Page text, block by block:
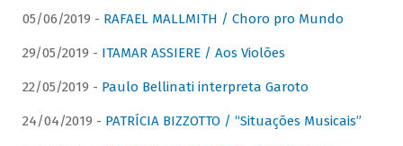
05/06/2019 - RAFAEL MALLMITH / Choro pro Mundo
29/05/2019 - ITAMAR ASSIERE / Aos Violões
22/05/2019 - Paulo Bellinati interpreta Garoto
24/04/2019 - PATRÍCIA BIZZOTTO / “Situações Musicais”